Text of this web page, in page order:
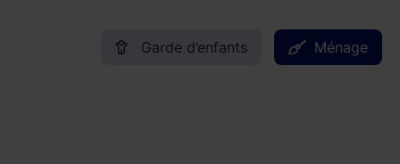
Garde d’enfants Ménage